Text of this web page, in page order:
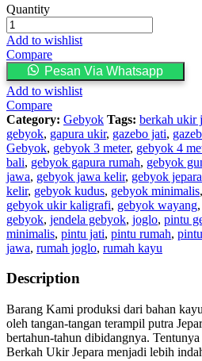
Gebyok
4
Meter
Soko
Krawangan
Wayang
Kelir
Gunungan
quantity
Quantity
Add to wishlist
Compare
Pesan Via Whatsapp
Add to wishlist
Compare
Category: Gebyok Tags: berkah ukir
gebyok, gapura ukir, gazebo jati,
Gebyok, gebyok 3 meter, gebyok 4
bali, gebyok gapura rumah, gebyok
jawa, gebyok jawa kelir, gebyok jepara
kelir, gebyok kudus, gebyok minimalis,
gebyok ukir kaligrafi, gebyok wayang,
gebyok, jendela gebyok, joglo, pintu
minimalis, pintu jati, pintu rumah,
jawa, rumah joglo, rumah kayu
Description
Barang Kami produksi dari bahan
oleh tangan-tangan terampil putra
bertahun-tahun dibidangnya.
Berkah Ukir Jepara menjadi lebih